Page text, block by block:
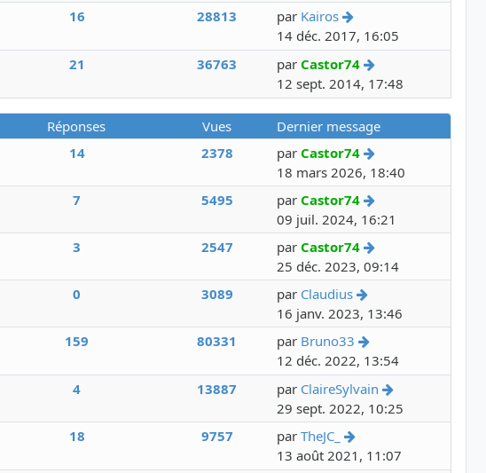
16 28813 par Kairos
Voir le dernier
14 déc. 2017, 16:05
21 36763 par Castor74
Voir le dernier
12 sept. 2014, 17:48
Réponses Vues
Dernier message
14 2378 par Castor74
Voir le dernier
18 mars 2026, 18:40
7 5495 par Castor74
Voir le dernier
09 juil. 2024, 16:21
3 2547 par Castor74
Voir le dernier
25 déc. 2023, 09:14
0 3089 par Claudius
Voir le dernier
16 janv. 2023, 13:46
159 80331 par Bruno33
Voir le dernier
12 déc. 2022, 13:54
4 13887 par ClaireSylvain
Voir le dernier
29 sept. 2022, 10:25
18 9757 parTheJC_
Voir le dernier
13 août 2021, 11:07